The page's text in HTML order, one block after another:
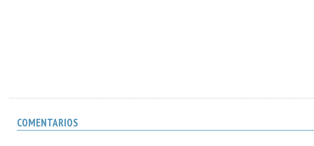
COMENTARIOS